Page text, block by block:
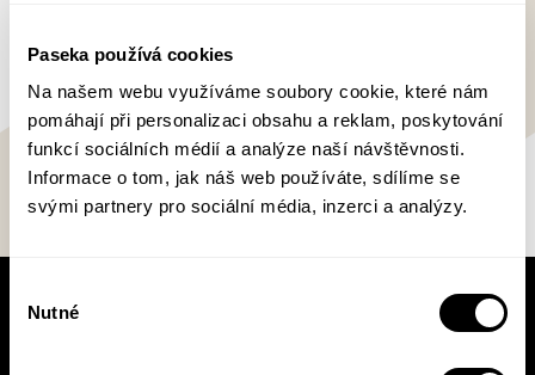
Paseka používá cookies
Na našem webu využíváme soubory cookie, které nám
pomáhají při personalizaci obsahu a reklam, poskytování
funkcí sociálních médií a analýze naší návštěvnosti.
Informace o tom, jak náš web používáte, sdílíme se
svými partnery pro sociální média, inzerci a analýzy.
souhlasu
Nutné
V pracovní době se nebudou číst noviny!
newsletterem budete vědět o všem, co se v